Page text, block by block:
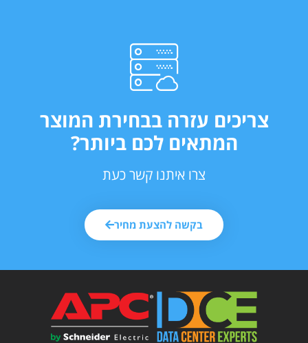
צריכים עזרה בבחירת המוצר
המתאים לכם ביותר?
צרו איתנו קשר כעת
בקשה להצעת מחיר